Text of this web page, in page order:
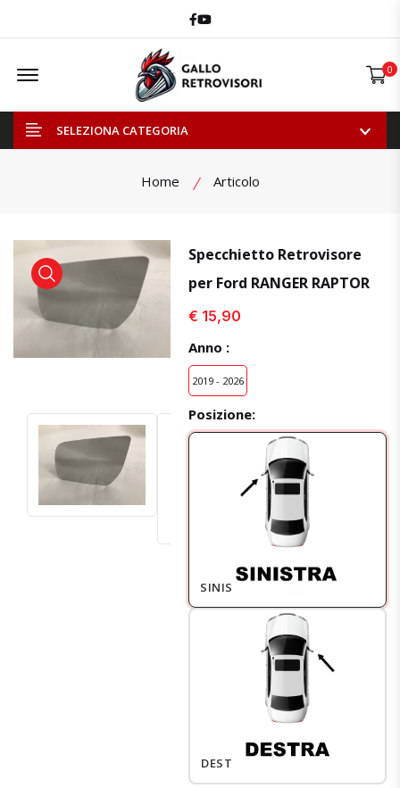
Facebook
Youtube
Offcanvas Menu Open 0
SELEZIONA CATEGORIA
Home Articolo
visualizza prodotto visualizza prodotto
Specchietto Retrovisore
per Ford RANGER RAPTOR
€ 15,90
Anno :
2019 - 2026
Posizione:
SINISTRO
DESTRO